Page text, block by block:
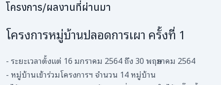
โครงการ/ผลงานที่ผ่านมา
โครงการหมู่บ้านปลอดการเผา ครั้งที่ 1
- ระยะเวลาตั้งแต่ 16 มกราคม 2564 ถึง 30 พฤษภาคม 2564
- หมู่บ้านเข้าร่วมโครงการฯ จำนวน 14 หมู่บ้าน